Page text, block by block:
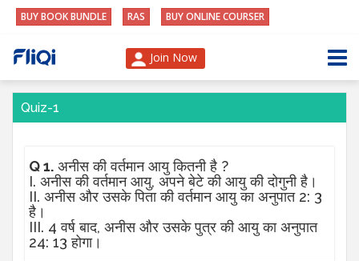
BUY BOOK BUNDLE RAS BUY ONLINE COURSER
Join Now
Quiz-1
Q 1. अनीस की वर्तमान आयु कितनी है ?
I. अनीस की वर्तमान आयु, अपने बेटे की आयु की दोगुनी है।
II. अनीस और उसके पिता की वर्तमान आयु का अनुपात 2: 3
है।
III. 4 वर्ष बाद, अनीस और उसके पुत्र की आयु का अनुपात
24: 13 होगा।